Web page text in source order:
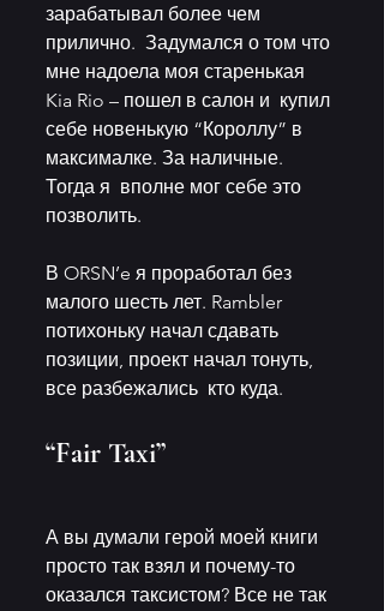
зарабатывал более чем
прилично.  Задумался о том что
мне надоела моя старенькая
Kia Rio – пошел в салон и  купил
себе новенькую “Короллу” в
максималке. За наличные.
Тогда я  вполне мог себе это
позволить.
В ORSN’e я проработал без
малого шесть лет. Rambler
потихоньку начал сдавать
позиции, проект начал тонуть,
все разбежались  кто куда.
“Fair Taxi”
А вы думали герой моей книги
просто так взял и почему-то
оказался таксистом? Все не так